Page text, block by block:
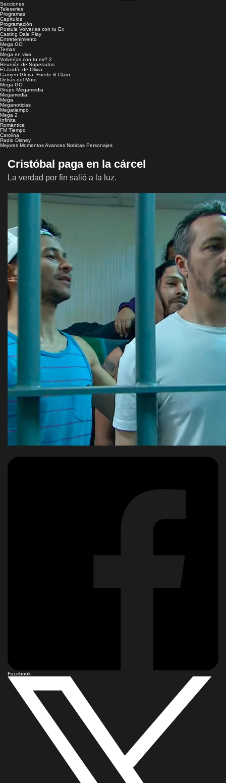
Secciones
Teleseries
Programas
Capítulos
Programación
Postula Volverías con tu Ex
Casting Dale Play
Entretenimiento
Mega GO
Temas
Mega en vivo
Volverías con tu ex? 2
Reunión de Superados
El Jardín de Olivia
Carmen Gloria, Fuerte & Claro
Detrás del Muro
Mega GO
Grupo Megamedia
Megamedia
Mega
Meganoticias
Megatiempo
Mega 2
Infinita
Romántica
FM Tiempo
Carolina
Radio Disney
Mejores MomentosAvances Noticias Personajes
Cristóbal paga en la cárcel
La verdad por fin salió a la luz.
Facebook